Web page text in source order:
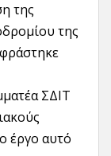
της
της
ΣΔΙΤ
έργο αυτό